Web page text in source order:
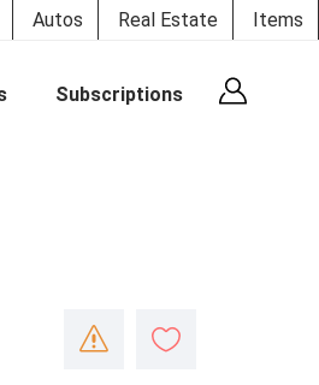
Autos Real Estate Items
Subscriptions